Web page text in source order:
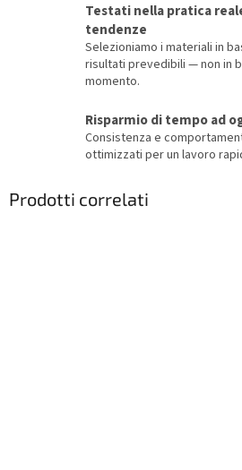
Testati nella pratica
tendenze
Selezioniamo i materiali in
risultati prevedibili — non in
momento.
Risparmio di tempo ad
Consistenza e
ottimizzati per un lavoro
Prodotti correlati